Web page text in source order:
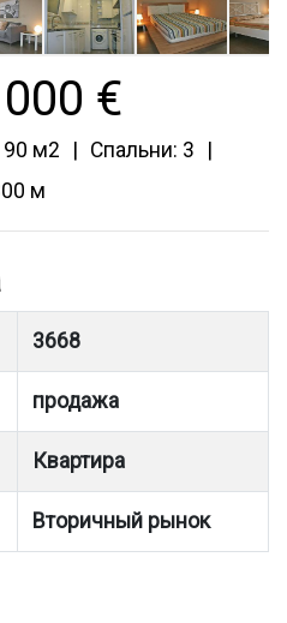
€
м2
Спальни: 3
м
3668
продажа
Квартира
Вторичный рынок